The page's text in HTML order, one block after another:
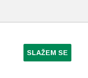
SLAŽEM SE